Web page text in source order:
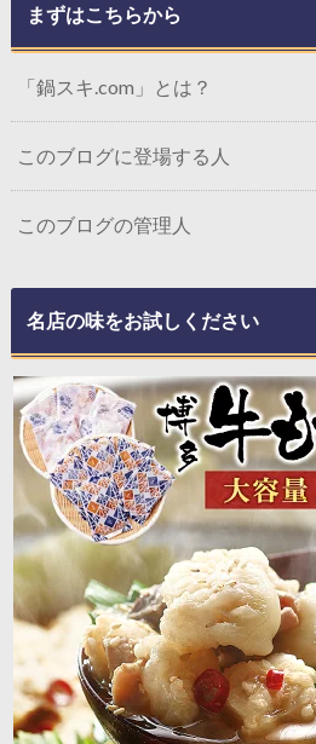
まずはこちらから
「鍋スキ.com」とは？
このブログに登場する人
このブログの管理人
名店の味をお試しください